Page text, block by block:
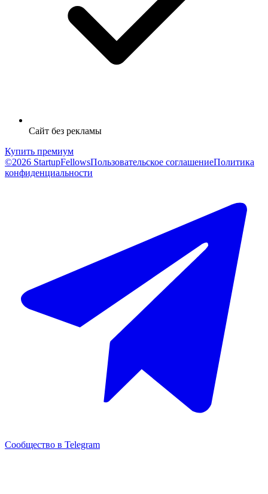
Сайт без рекламы
Купить премиум
©2026 StartupFellowsПользовательское соглашениеПолитика
конфиденциальности
Сообщество в Telegram